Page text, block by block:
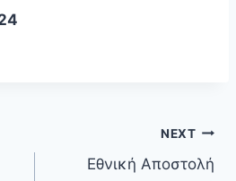
NEXT
Εθνική Αποστολή